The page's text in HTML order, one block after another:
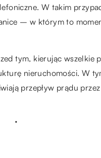
W takim
– w którym to
tym, kierując wszelkie
nieruchomości. W
przepływ prądu